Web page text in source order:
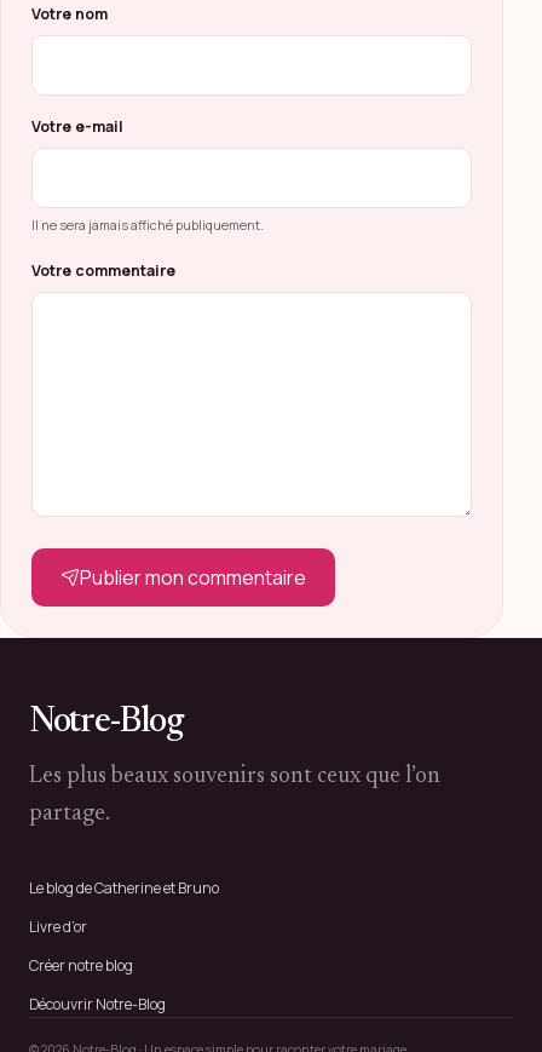
Ne pas remplir ce champ
Votre nom
Votre e-mail
Il ne sera jamais affiché publiquement.
Votre commentaire
Publier mon commentaire
Notre-Blog
Les plus beaux souvenirs sont ceux que l’on
partage.
Le blog de Catherine et Bruno
Livre d’or
Créer notre blog
Découvrir Notre-Blog